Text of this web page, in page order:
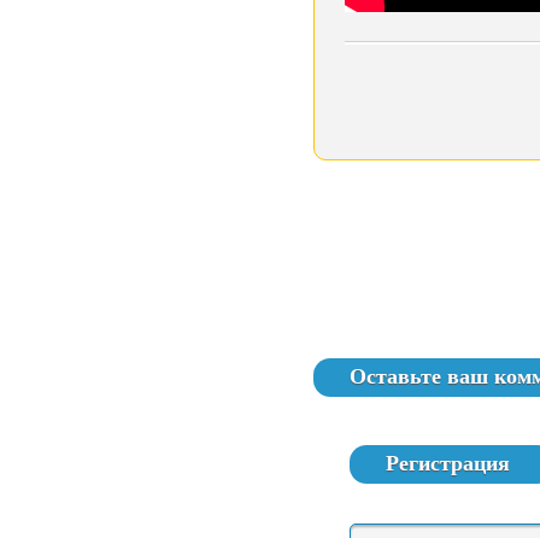
Оставьте ваш
Регистрация